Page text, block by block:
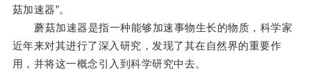
菇加速器”。
蘑菇加速器是指一种能够加速事物生长的物质，科学家
近年来对其进行了深入研究，发现了其在自然界的重要作
用，并将这一概念引入到科学研究中去。